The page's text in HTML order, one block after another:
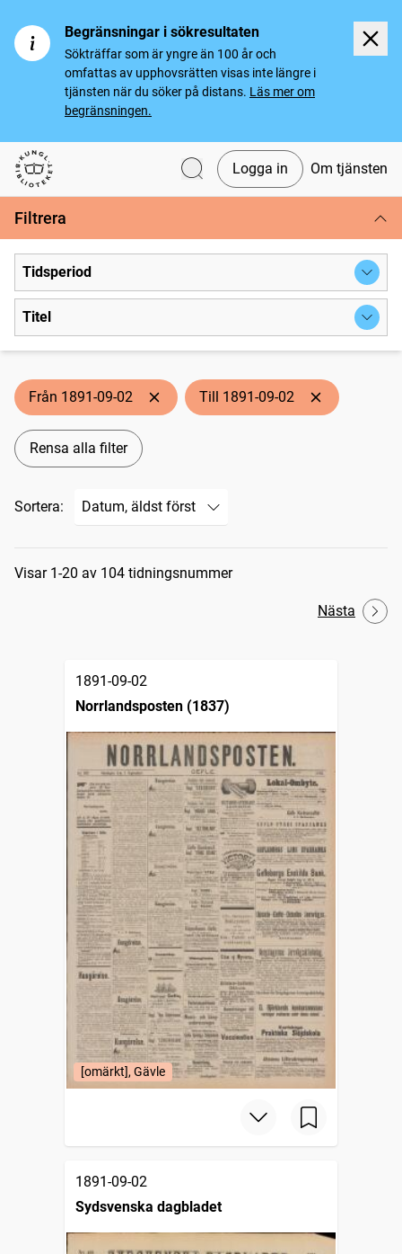
Begränsningar i sökresultaten
Sökträffar som är yngre än 100 år och
omfattas av upphovsrätten visas inte längre i
tjänsten när du söker på distans. Läs mer om
begränsningen.
Svenska tidningar
Logga in Om tjänsten
Filtrera
Tidsperiod
Titel
Från 1891-09-02 Till 1891-09-02
Rensa alla filter
Sortera:
Sökresultat
Visar 1-20 av 104 tidningsnummer
Nästa
1891-09-02
Norrlandsposten (1837)
[omärkt], Gävle
1891-09-02
Sydsvenska dagbladet